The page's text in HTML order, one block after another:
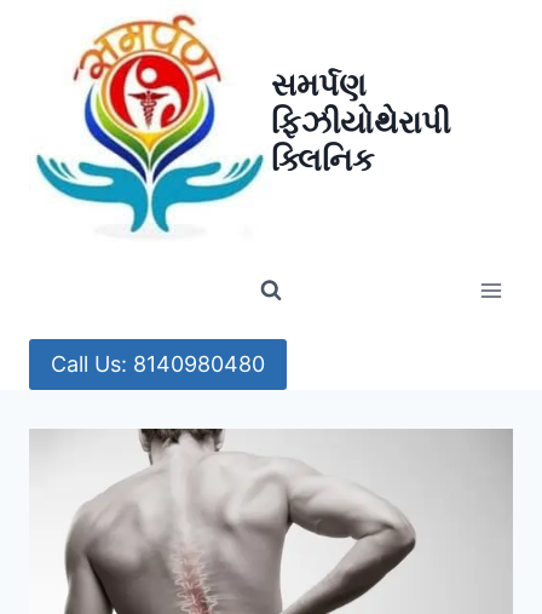
સમર્પણ
ફિઝીયોથેરાપી
ક્લિનિક
Call Us: 8140980480